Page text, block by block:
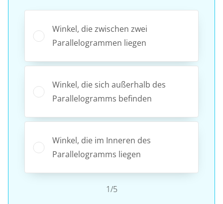
Winkel, die zwischen zwei
Parallelogrammen liegen
Winkel, die sich außerhalb des
Parallelogramms befinden
Winkel, die im Inneren des
Parallelogramms liegen
1/5